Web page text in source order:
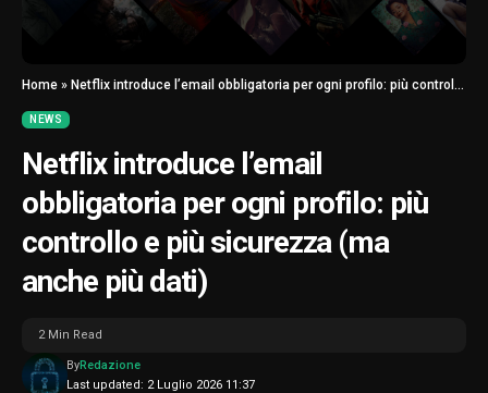
Home » Netflix introduce l’email obbligatoria per ogni profilo: più controllo e più sicurezza (ma anche più dati)
NEWS
Netflix introduce l’email
obbligatoria per ogni profilo: più
controllo e più sicurezza (ma
anche più dati)
Last updated: 2 Luglio 2026 11:37
ByRedazione
2 Min Read